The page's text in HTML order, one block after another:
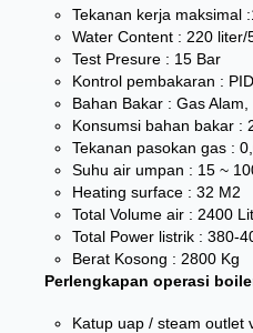
Tekanan kerja maksimal
Water Content : 220 liter/
Test Presure : 15 Bar
Kontrol pembakaran :
Bahan Bakar : Gas
Konsumsi bahan bakar :
Tekanan pasokan gas :
Suhu air umpan : 15 ~
Heating surface : 32 M2
Total Volume air : 2400
Total Power listrik : 380-
Berat Kosong : 2800 Kg
Perlengkapan operasi
Katup uap / steam outlet